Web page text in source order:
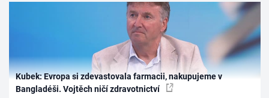
Kubek: Evropa si zdevastovala farmacii, nakupujeme v
Bangladéši. Vojtěch ničí zdravotnictví